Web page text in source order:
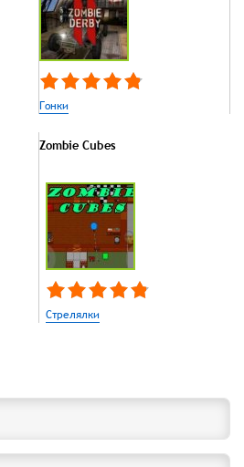
Гонки
Zombie Cubes
Стрелялки